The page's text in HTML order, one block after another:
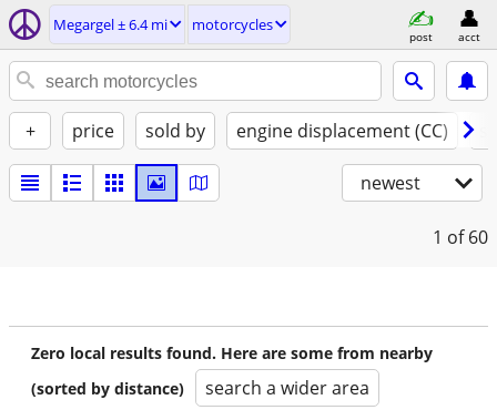
Megargel ± 6.4 mi motorcycles
post acct
+ price sold by engine displacement (CC)
newest
1 of 60
Zero local results found. Here are some from nearby
(sorted by distance)
search a wider area